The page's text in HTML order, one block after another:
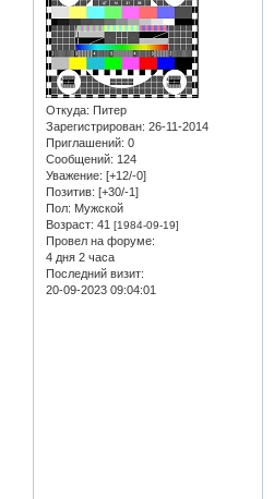
Откуда: Питер
Зарегистрирован: 26-11-2014
Приглашений: 0
Сообщений: 124
Уважение: [+12/-0]
Позитив: [+30/-1]
Пол: Мужской
Возраст: 41 [1984-09-19]
Провел на форуме:
4 дня 2 часа
Последний визит:
20-09-2023 09:04:01